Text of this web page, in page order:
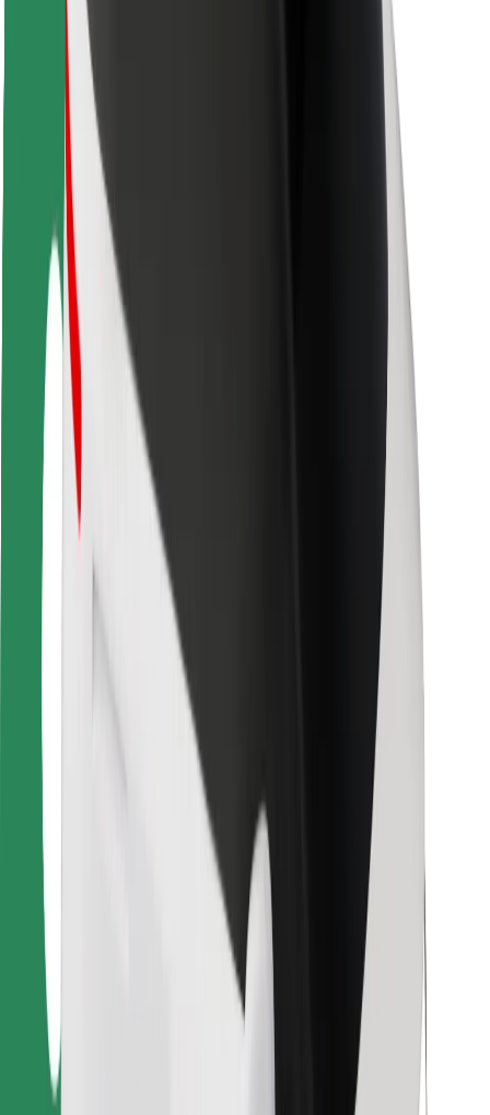
Seguridad para patinetes
Safety Lab
Ciudades
Dónde estamos
Soluciones para las ciudades
Aeropuertos
Estaciones de carga de Bolt
Soporte
Para usuarios
Para conductores
Para repartidores
Bolt Food
Para propietarios de flota
Para restaurantes
Bolt para empresas
Términos y Condiciones
¡Conseguí un viaje en minutos!
Descargar la app de Bolt
Encontrá tu comida favorita
Descargar la app de Bolt Food